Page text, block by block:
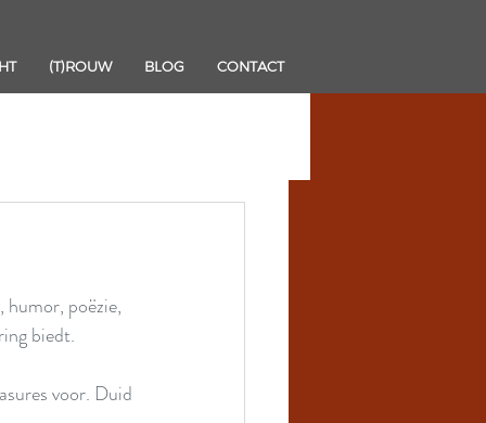
(T)ROUW BLOG CONTACT
poëzie,
biedt.
voor. Duid